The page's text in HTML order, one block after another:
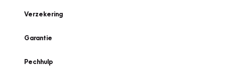
Verzekering
Garantie
Pechhulp